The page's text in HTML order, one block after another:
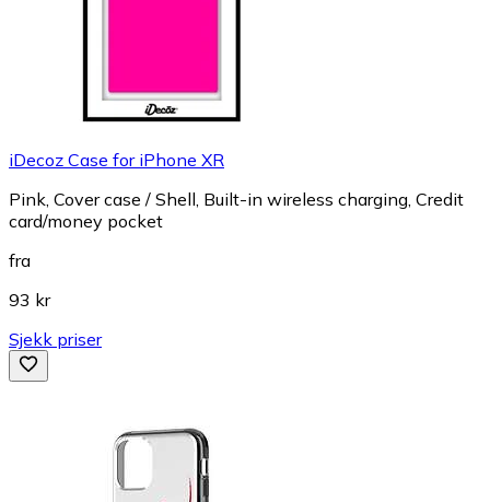
iDecoz Case for iPhone XR
Pink, Cover case / Shell, Built-in wireless charging, Credit
card/money pocket
fra
93 kr
Sjekk priser